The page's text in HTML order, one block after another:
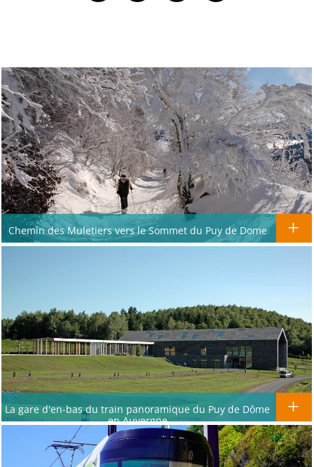
Chemin des Muletiers vers le Sommet du Puy de Dome
La gare d'en-bas du train panoramique du Puy de Dôme
en Auvergne